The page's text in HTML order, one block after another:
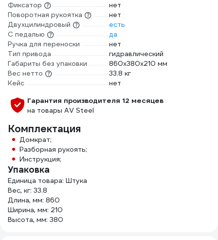
Фиксатор
нет
Поворотная рукоятка
нет
Двухцилиндровый
есть
С педалью
да
Ручка для переноски
нет
Тип привода
гидравлический
Габариты без упаковки
860х380х210 мм
Вес нетто
33.8 кг
Кейс
нет
Гарантия производителя 12 месяцев
на товары AV Steel
Комплектация
Домкрат;
Разборная рукоять;
Инструкция;
Упаковка
Единица товара: Штука
Вес, кг: 33.8
Длина, мм: 860
Ширина, мм: 210
Высота, мм: 380